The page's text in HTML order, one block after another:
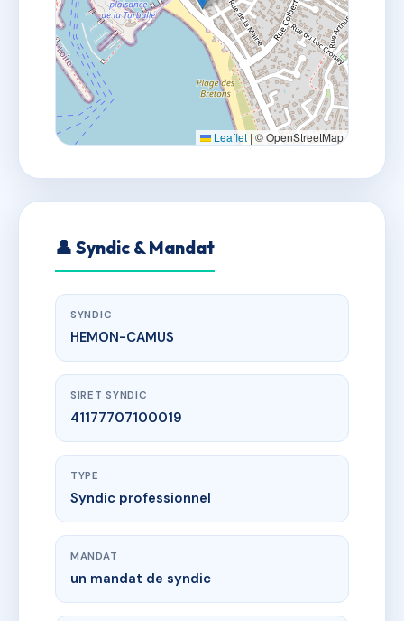
Leaflet | © OpenStreetMap
👤 Syndic & Mandat
SYNDIC
HEMON-CAMUS
SIRET SYNDIC
41177707100019
TYPE
Syndic professionnel
MANDAT
un mandat de syndic